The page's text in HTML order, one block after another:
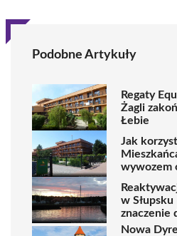
Podobne Artykuły
Regaty
Żagli
Łebie
Jak
wywozem
w
znaczenie
Nowa